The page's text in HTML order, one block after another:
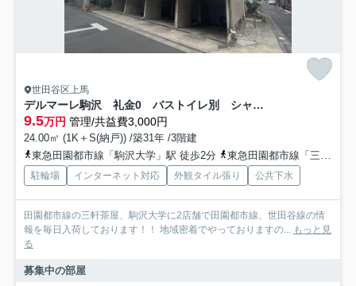
世田谷区上馬
デルマーレ駒沢 礼金0 バストイレ別 シャワー付洗面台
9.5万円 管理/共益費3,000円
24.00㎡ (1K＋S(納戸)) /築31年 /3階建
東急田園都市線「駒沢大学」駅 徒歩2分
東急田園都市線「三軒茶屋」駅 徒歩18分
駐輪場 インターネット対応 外観タイル張り 公共下水
田園都市線の三軒茶屋、駒沢大学に2店舗で田園都市線、世田谷線の情
報を毎日入荷しております！！ 地域密着でやっておりますの... もっと見
る
募集中の部屋